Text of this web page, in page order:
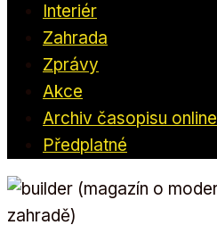
Interiér
Zahrada
Zprávy
Akce
Archiv časopisu online
Předplatné